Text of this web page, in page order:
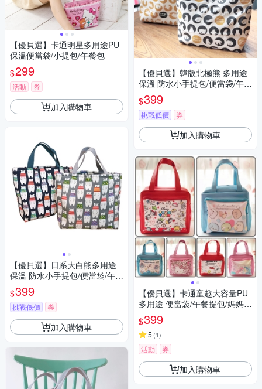
【優貝選】卡通明星多用途PU
保溫便當袋/小提包/午餐包
$299
活動 券
加入購物車
【優貝選】日系大白熊多用途
保溫 防水小手提包/便當袋/午餐
提包(2色)
$399
挑戰低價 券
加入購物車
【優貝選】韓版北極熊 多用途
保溫 防水小手提包/便當袋/午餐
提包(3色)
$399
挑戰低價 券
加入購物車
【優貝選】卡通童趣大容量PU
多用途 便當袋/午餐提包/媽媽提
包
$399
5 (1)
活動 券
加入購物車